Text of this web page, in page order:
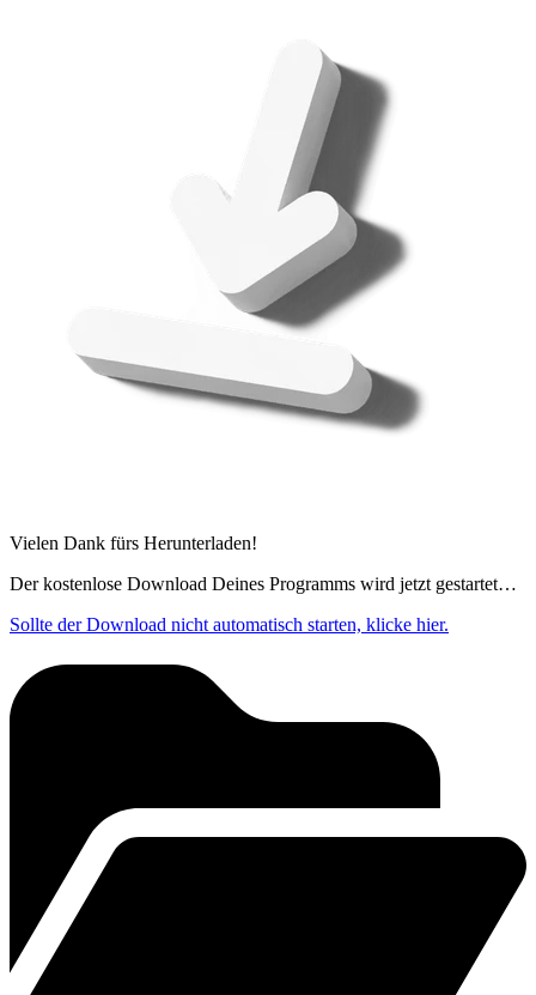
Vielen Dank fürs Herunterladen!
Der kostenlose Download Deines Programms wird jetzt gestartet…
Sollte der Download nicht automatisch starten, klicke hier.